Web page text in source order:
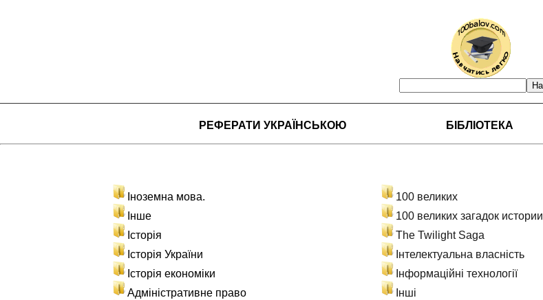
РЕФЕРАТИ УКРАЇНСЬКОЮ БІБЛІОТЕКА
100 великих
100 великих загадок истории
The Twilight Saga
Інтелектуальна влaсність
Інформаційні технології
Інші
Іноземна мова.
Інше
Історія
Історія України
Історія економіки
Адміністративне право